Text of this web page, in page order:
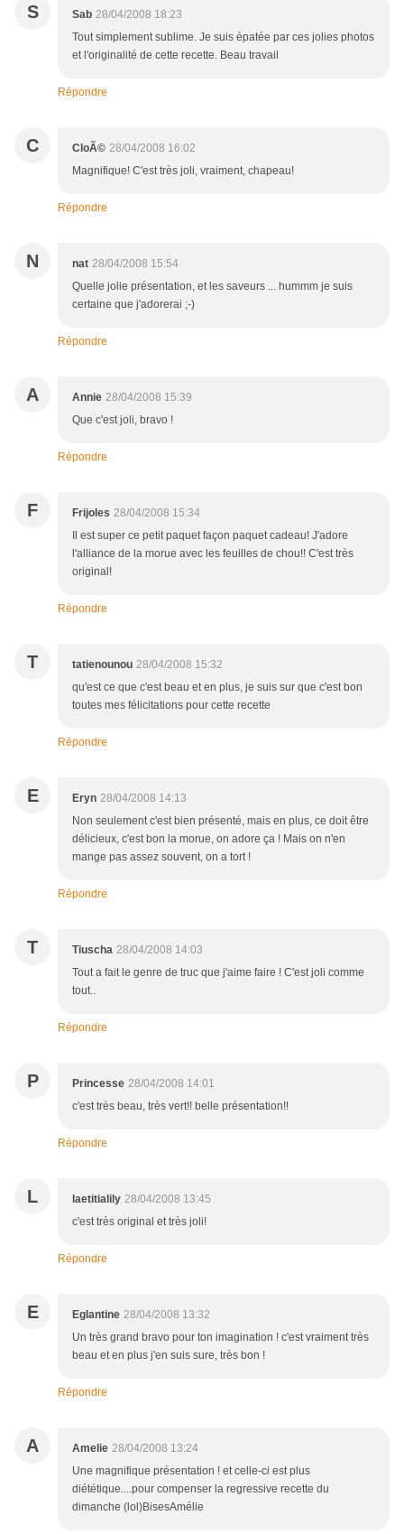
S Sab 28/04/2008 18:23
Tout simplement sublime. Je suis épatée par ces jolies photos
et l'originalité de cette recette. Beau travail
Répondre
C CloÃ© 28/04/2008 16:02
Magnifique! C'est très joli, vraiment, chapeau!
Répondre
N nat 28/04/2008 15:54
Quelle jolie présentation, et les saveurs ... hummm je suis
certaine que j'adorerai ;-)
Répondre
A Annie 28/04/2008 15:39
Que c'est joli, bravo !
Répondre
F Frijoles 28/04/2008 15:34
Il est super ce petit paquet façon paquet cadeau! J'adore
l'alliance de la morue avec les feuilles de chou!! C'est très
original!
Répondre
T tatienounou 28/04/2008 15:32
qu'est ce que c'est beau et en plus, je suis sur que c'est bon
toutes mes félicitations pour cette recette
Répondre
E Eryn 28/04/2008 14:13
Non seulement c'est bien présenté, mais en plus, ce doit être
délicieux, c'est bon la morue, on adore ça ! Mais on n'en
mange pas assez souvent, on a tort !
Répondre
T Tiuscha 28/04/2008 14:03
Tout a fait le genre de truc que j'aime faire ! C'est joli comme
tout..
Répondre
P Princesse 28/04/2008 14:01
c'est très beau, très vert!! belle présentation!!
Répondre
L laetitialily 28/04/2008 13:45
c'est très original et très joli!
Répondre
E Eglantine 28/04/2008 13:32
Un très grand bravo pour ton imagination ! c'est vraiment très
beau et en plus j'en suis sure, très bon !
Répondre
A Amelie 28/04/2008 13:24
Une magnifique présentation ! et celle-ci est plus
diététique....pour compenser la regressive recette du
dimanche (lol)BisesAmélie